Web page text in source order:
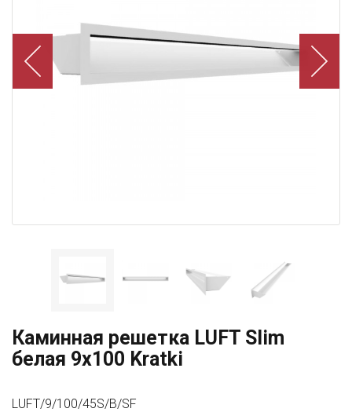
Каминная решетка LUFT Slim
белая 9x100 Kratki
LUFT/9/100/45S/B/SF